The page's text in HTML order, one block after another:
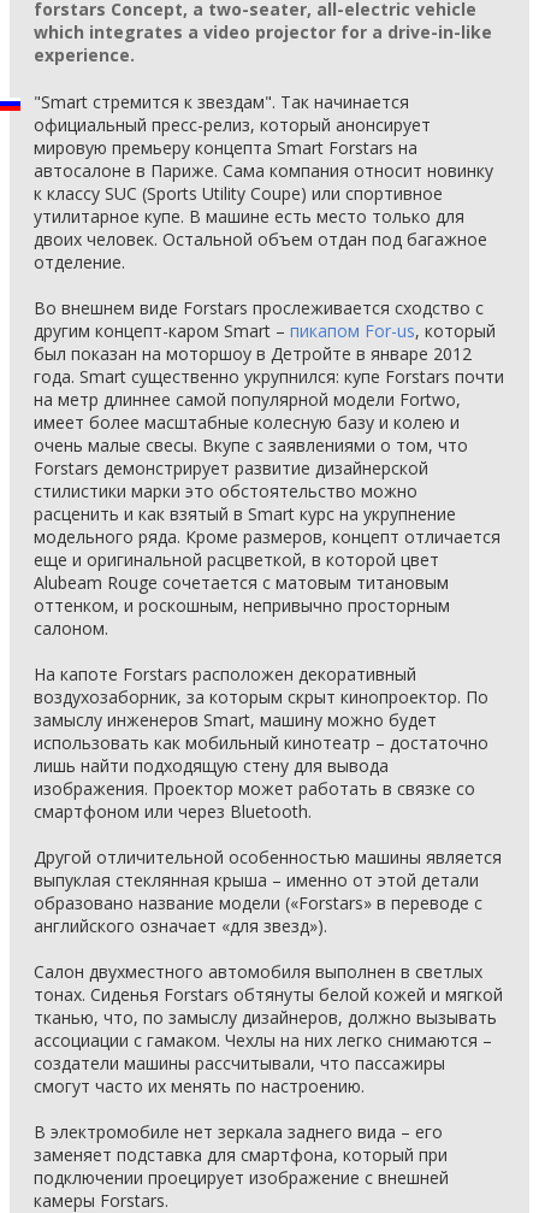
forstars Concept, a two-seater, all-electric vehicle
which integrates a video projector for a drive-in-like
experience.
"Smart стремится к звездам". Так начинается
официальный пресс-релиз, который анонсирует
мировую премьеру концепта Smart Forstars на
автосалоне в Париже. Сама компания относит новинку
к классу SUC (Sports Utility Coupe) или спортивное
утилитарное купе. В машине есть место только для
двоих человек. Остальной объем отдан под багажное
отделение.
Во внешнем виде Forstars прослеживается сходство с
другим концепт-каром Smart – пикапом For-us, который
был показан на моторшоу в Детройте в январе 2012
года. Smart существенно укрупнился: купе Forstars почти
на метр длиннее самой популярной модели Fortwo,
имеет более масштабные колесную базу и колею и
очень малые свесы. Вкупе с заявлениями о том, что
Forstars демонстрирует развитие дизайнерской
стилистики марки это обстоятельство можно
расценить и как взятый в Smart курс на укрупнение
модельного ряда. Кроме размеров, концепт отличается
еще и оригинальной расцветкой, в которой цвет
Alubeam Rouge сочетается с матовым титановым
оттенком, и роскошным, непривычно просторным
салоном.
На капоте Forstars расположен декоративный
воздухозаборник, за которым скрыт кинопроектор. По
замыслу инженеров Smart, машину можно будет
использовать как мобильный кинотеатр – достаточно
лишь найти подходящую стену для вывода
изображения. Проектор может работать в связке со
смартфоном или через Bluetooth.
Другой отличительной особенностью машины является
выпуклая стеклянная крыша – именно от этой детали
образовано название модели («Forstars» в переводе с
английского означает «для звезд»).
Салон двухместного автомобиля выполнен в светлых
тонах. Сиденья Forstars обтянуты белой кожей и мягкой
тканью, что, по замыслу дизайнеров, должно вызывать
ассоциации с гамаком. Чехлы на них легко снимаются –
создатели машины рассчитывали, что пассажиры
смогут часто их менять по настроению.
В электромобиле нет зеркала заднего вида – его
заменяет подставка для смартфона, который при
подключении проецирует изображение с внешней
камеры Forstars.